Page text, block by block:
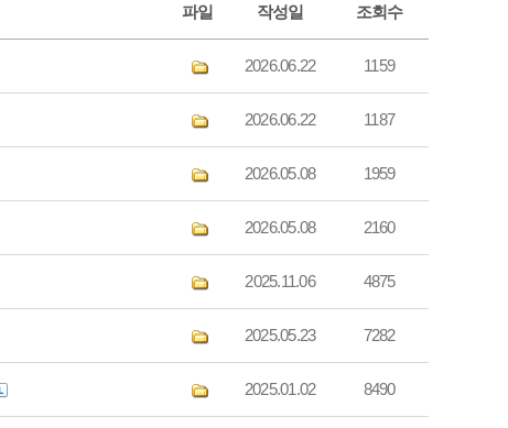
파일 작성일 조회수
2026.06.22 1159
2026.06.22 1187
2026.05.08 1959
2026.05.08 2160
2025.11.06 4875
2025.05.23 7282
2025.01.02 8490